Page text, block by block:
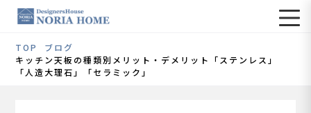
TOP
ブログ
キッチン天板の種類別メリット・デメリット「ステンレス」
「人造大理石」「セラミック」